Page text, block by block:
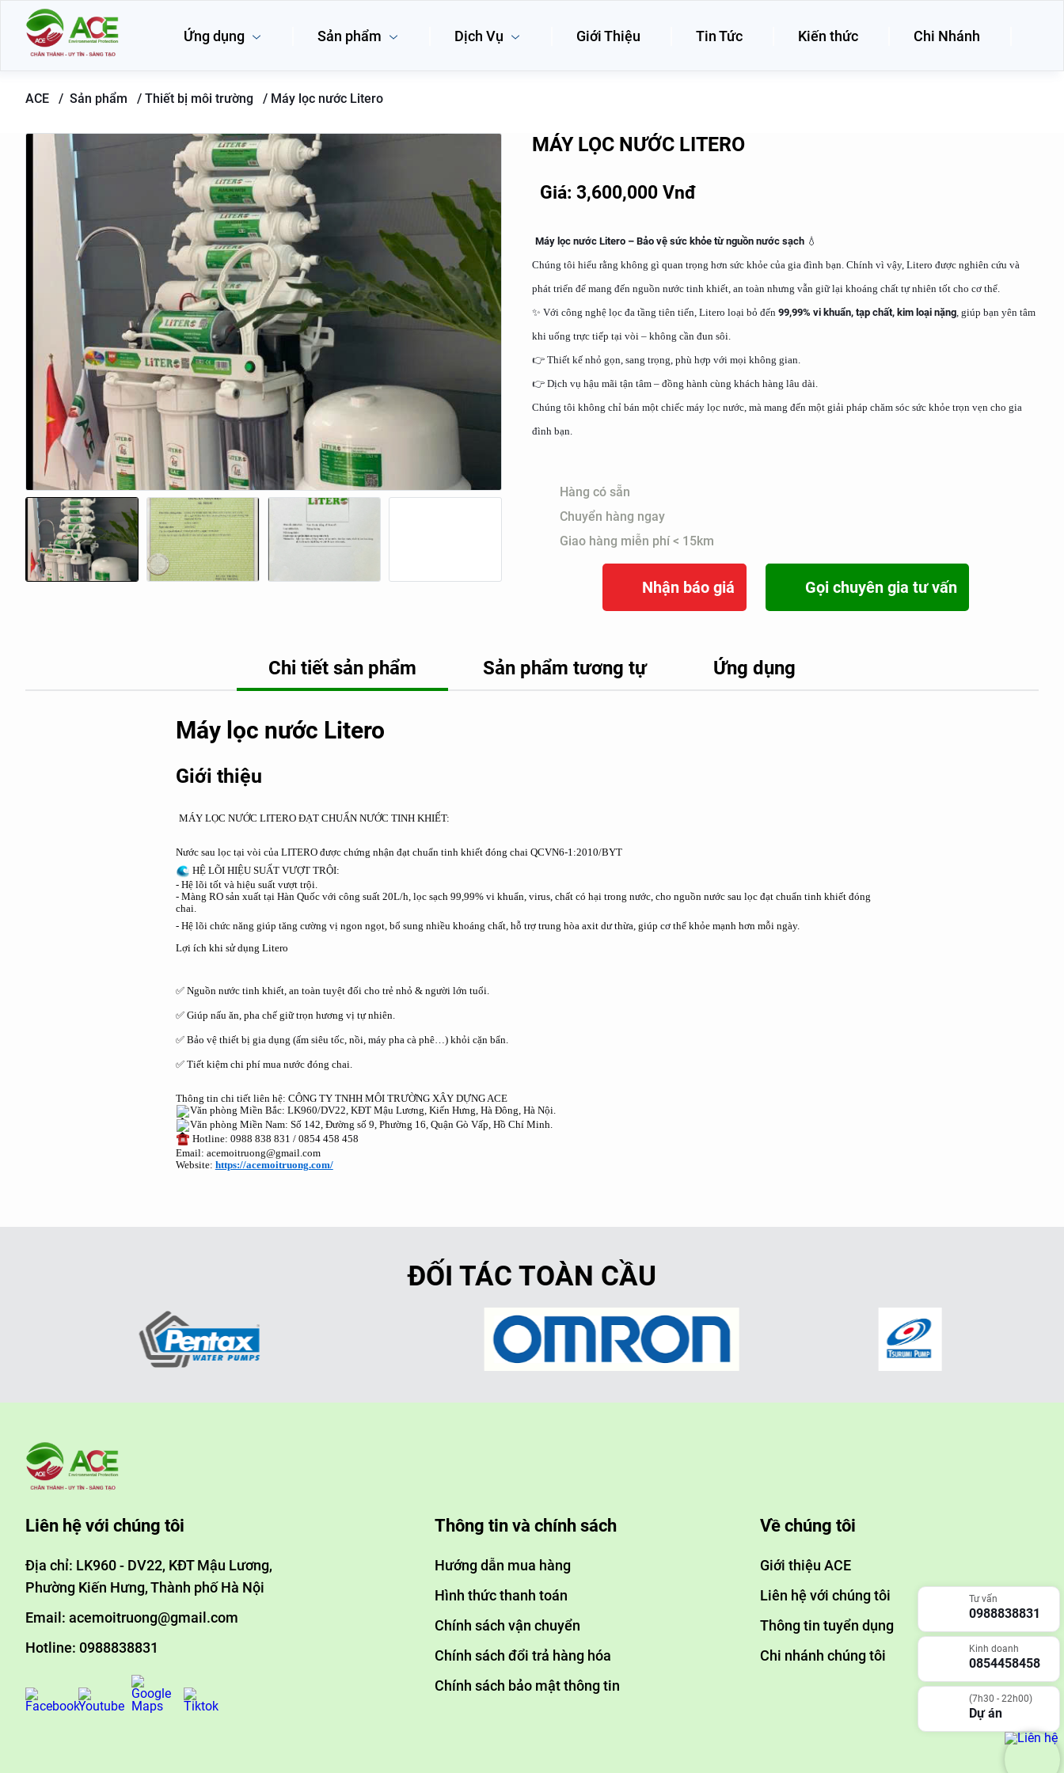
Ứng dụng Sản phẩm Dịch Vụ Giới Thiệu Tin Tức Kiến thức Chi Nhánh
ACE / Sản phẩm / Thiết bị môi trường / Máy lọc nước Litero
MÁY LỌC NƯỚC LITERO
Giá: 3,600,000 Vnđ
Máy lọc nước Litero – Bảo vệ sức khỏe từ nguồn nước sạch 💧
Chúng tôi hiểu rằng không gì quan trọng hơn sức khỏe của gia đình bạn. Chính vì vậy, Litero được nghiên cứu và
phát triển để mang đến nguồn nước tinh khiết, an toàn nhưng vẫn giữ lại khoáng chất tự nhiên tốt cho cơ thể.
✨ Với công nghệ lọc đa tầng tiên tiến, Litero loại bỏ đến 99,99% vi khuẩn, tạp chất, kim loại nặng, giúp bạn yên tâm
khi uống trực tiếp tại vòi – không cần đun sôi.
👉 Thiết kế nhỏ gọn, sang trọng, phù hợp với mọi không gian.
👉 Dịch vụ hậu mãi tận tâm – đồng hành cùng khách hàng lâu dài.
Chúng tôi không chỉ bán một chiếc máy lọc nước, mà mang đến một giải pháp chăm sóc sức khỏe trọn vẹn cho gia
đình bạn.
Hàng có sẵn
Chuyển hàng ngay
Giao hàng miễn phí < 15km
Nhận báo giá Gọi chuyên gia tư vấn
Chi tiết sản phẩm Sản phẩm tương tự Ứng dụng
Máy lọc nước Litero
Giới thiệu
MÁY LỌC NƯỚC LITERO ĐẠT CHUẨN NƯỚC TINH KHIẾT:
Nước sau lọc tại vòi của LITERO được chứng nhận đạt chuẩn tinh khiết đóng chai QCVN6-1:2010/BYT
HỆ LÕI HIỆU SUẤT VƯỢT TRỘI:
- Hệ lõi tốt và hiệu suất vượt trội.
- Màng RO sản xuất tại Hàn Quốc với công suất 20L/h, lọc sạch 99,99% vi khuẩn, virus, chất có hại trong nước, cho nguồn nước sau lọc đạt chuẩn tinh khiết đóng
chai.
- Hệ lõi chức năng giúp tăng cường vị ngon ngọt, bổ sung nhiều khoáng chất, hỗ trợ trung hòa axit dư thừa, giúp cơ thể khỏe mạnh hơn mỗi ngày.
Lợi ích khi sử dụng Litero
✅ Nguồn nước tinh khiết, an toàn tuyệt đối cho trẻ nhỏ & người lớn tuổi.
✅ Giúp nấu ăn, pha chế giữ trọn hương vị tự nhiên.
✅ Bảo vệ thiết bị gia dụng (ấm siêu tốc, nồi, máy pha cà phê…) khỏi cặn bẩn.
✅ Tiết kiệm chi phí mua nước đóng chai.
Thông tin chi tiết liên hệ: CÔNG TY TNHH MÔI TRƯỜNG XÂY DỰNG ACE
Văn phòng Miền Bắc: LK960/DV22, KĐT Mậu Lương, Kiến Hưng, Hà Đông, Hà Nội.
Văn phòng Miền Nam: Số 142, Đường số 9, Phường 16, Quận Gò Vấp, Hồ Chí Minh.
Hotline: 0988 838 831 / 0854 458 458
Email: acemoitruong@gmail.com
Website: https://acemoitruong.com/
ĐỐI TÁC TOÀN CẦU
Liên hệ với chúng tôi
Địa chỉ: LK960 - DV22, KĐT Mậu Lương,
Phường Kiến Hưng, Thành phố Hà Nội
Email: acemoitruong@gmail.com
Hotline: 0988838831
Thông tin và chính sách
Hướng dẫn mua hàng
Hình thức thanh toán
Chính sách vận chuyển
Chính sách đổi trả hàng hóa
Chính sách bảo mật thông tin
Về chúng tôi
Giới thiệu ACE
Liên hệ với chúng tôi
Thông tin tuyển dụng
Chi nhánh chúng tôi
Tư vấn
0988838831
Kinh doanh
0854458458
(7h30 - 22h00)
Dự án